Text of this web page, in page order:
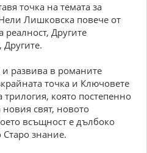
точка на темата за
Лишковска повече от
реалност, Другите
Другите.
и развива в романите
точка и Ключовете
трилогия, която постепенно
новия свят, новото
всъщност е дълбоко
Старо знание.